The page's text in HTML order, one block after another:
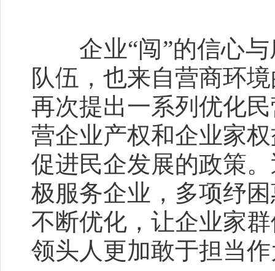
企业“闯”的信心与
队伍，也来自营商环
再次提出一系列优化
营企业产权和企业家
促进民企发展的政策
极服务企业，多项纾
不断优化，让企业家
领头人更加敢于担当